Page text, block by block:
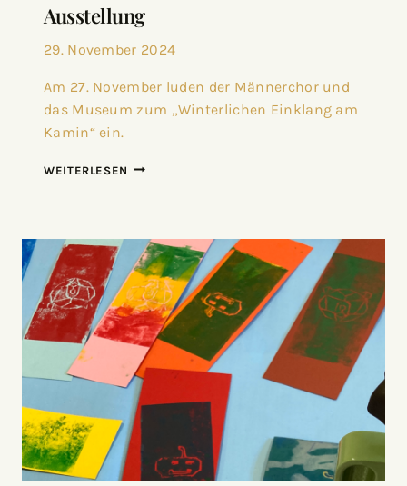
Ausstellung
29. November 2024
Am 27. November luden der Männerchor und
das Museum zum „Winterlichen Einklang am
Kamin“ ein.
WEITERLESEN